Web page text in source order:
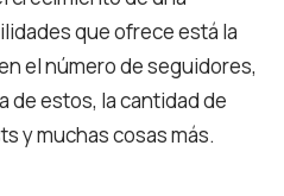
que ofrece está la
el número de seguidores,
de estos, la cantidad de
y muchas cosas más.